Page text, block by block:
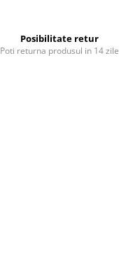
Posibilitate retur
Poti returna produsul in 14 zile